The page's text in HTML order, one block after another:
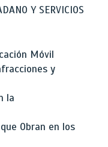
Y SERVICIOS
Móvil
y
la
Obran en los